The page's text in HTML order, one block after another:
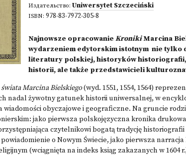
Издательство: Uniwersytet Szczeciński
ISBN: 978-83-7972-305-8
Najnowsze opracowanieKronikiMarcina
wydarzeniem edytorskim istotnym nie tylko
literatury polskiej, historyków
historii, ale także przedstawicieli
Marcina Bielskiego(wyd. 1551, 1554, 1564)
nadal żywotny gatunek historii uniwersalnej, w
wiadomości obyczajowe i geograficzne. Na gruncie
jako pierwsza polskojęzyczna kronika
czytelnikowi bogatą tradycję historiografii
o Nowym Świecie, jako pierwsza
(wciągnięta na indeks ksiąg zakazanych w 1604